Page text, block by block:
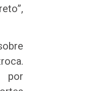
por